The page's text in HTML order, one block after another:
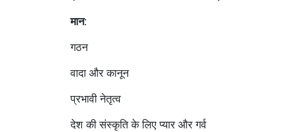
मान:
गठन
वादा और कानून
प्रभावी नेतृत्व
देश की संस्कृति के लिए प्यार और गर्व